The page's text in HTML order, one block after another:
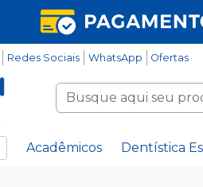
Redes Sociais WhatsApp Ofertas
Acadêmicos Dentística